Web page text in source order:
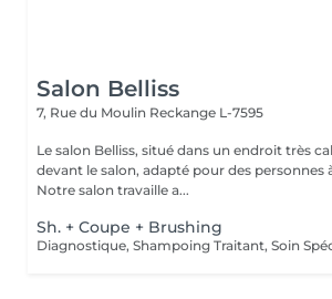
Salon Belliss
7, Rue du Moulin Reckange L-7595
Le salon Belliss, situé dans un endroit très
devant le salon, adapté pour des personnes
Notre salon travaille a...
Sh. + Coupe + Brushing